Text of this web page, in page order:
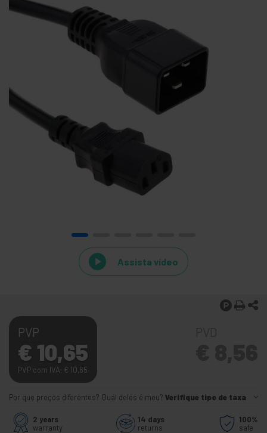
Assista vídeo
PVP
€ 10,65
PVP com IVA: € 10,65
Por que preços diferentes? Qual deles é meu? Verifique tipo de taxa
2 years
warranty
14 days
returns
100%
safe